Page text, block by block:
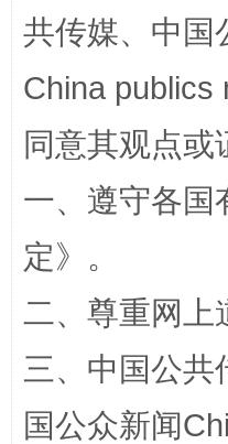
共传媒、中国
China publics
同意其观点
一、遵守各国
定》。
二、尊重网上
三、中国公共
国公众新闻